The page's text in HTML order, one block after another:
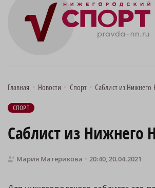
Главная Новости Спорт Саблист из Нижнего
СПОРТ
Саблист из Нижнего
Мария Материкова 20:40, 20.04.2021